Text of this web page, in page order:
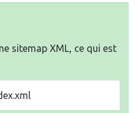
sitemap XML, ce qui est